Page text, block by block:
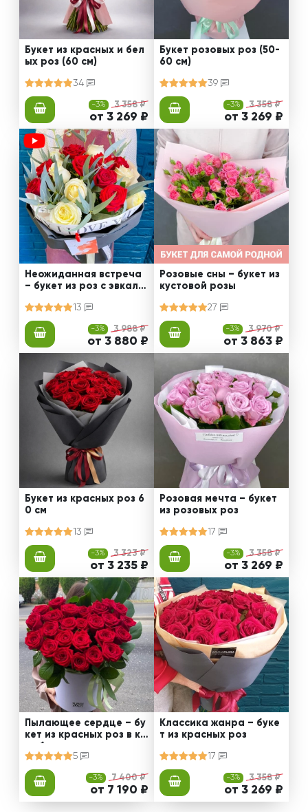
Букет из красных и бел
ых роз (60 см)
34
-3% 3 358 ₽
от 3 269 ₽
Букет розовых роз (50-
60 см)
39
-3% 3 358 ₽
от 3 269 ₽
Неожиданная встреча
– букет из роз с эвкали
13
-3% 3 988 ₽
от 3 880 ₽
Розовые сны – букет из
кустовой розы
27
-3% 3 970 ₽
от 3 863 ₽
Букет из красных роз 6
0 см
13
-3% 3 323 ₽
от 3 235 ₽
Розовая мечта – букет
из розовых роз
17
-3% 3 358 ₽
от 3 269 ₽
Пылающее сердце – бу
кет из красных роз в ко
робке
5
-3% 7 400 ₽
от 7 190 ₽
Классика жанра – буке
т из красных роз
17
-3% 3 358 ₽
от 3 269 ₽